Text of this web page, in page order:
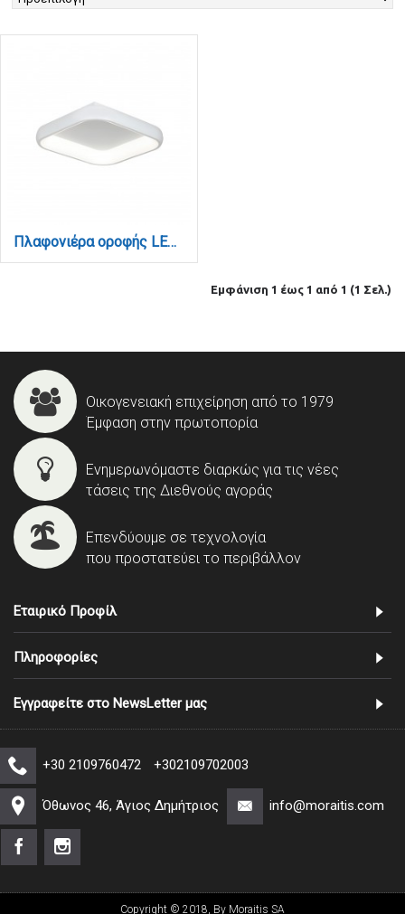
Πλαφονιέρα οροφής LED 40W 3CCT από λευκό μέταλλο και ακρυλικό D:45cm (42030-White)
Εμφάνιση 1 έως 1 από 1 (1 Σελ.)
Οικογενειακή επιχείρηση από το 1979
Έμφαση στην πρωτοπορία
Ενημερωνόμαστε διαρκώς για τις νέες
τάσεις της Διεθνούς αγοράς
Επενδύουμε σε τεχνολογία
που προστατεύει το περιβάλλον
Εταιρικό Προφίλ
Πληροφορίες
Εγγραφείτε στο NewsLetter μας
+30 2109760472 +302109702003
Όθωνος 46, Άγιος Δημήτριος info@moraitis.com
Copyright © 2018, By Moraitis SA